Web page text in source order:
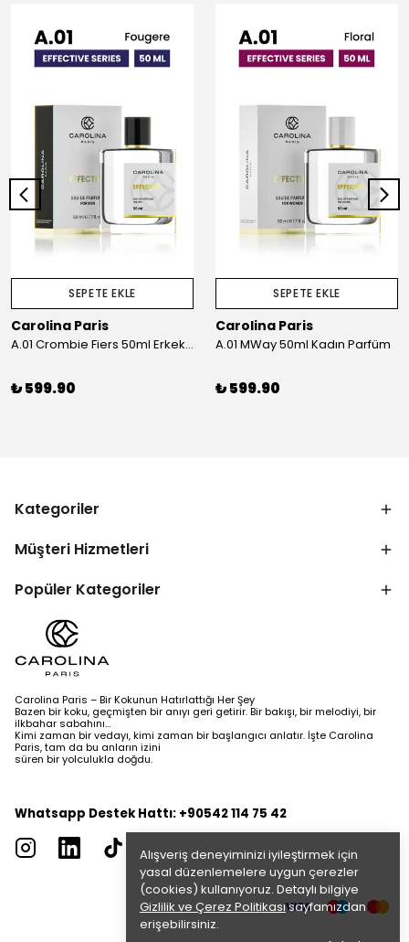
Alışveriş deneyiminizi iyileştirmek için
yasal düzenlemelere uygun çerezler
(cookies) kullanıyoruz. Detaylı bilgiye
Gizlilik ve Çerez Politikasısayfamızdan
erişebilirsiniz.
SEPETE EKLE
Carolina Paris
A.01 Crombie Fiers 50ml Erkek Parfüm
₺ 599.90
SEPETE EKLE
Carolina Paris
A.01 MWay 50ml Kadın Parfüm
₺ 599.90
Kategoriler
Müşteri Hizmetleri
Popüler Kategoriler
Carolina Paris – Bir Kokunun Hatırlattığı Her Şey
Bazen bir koku, geçmişten bir anıyı geri getirir. Bir bakışı, bir melodiyi, bir
ilkbahar sabahını…
Kimi zaman bir vedayı, kimi zaman bir başlangıcı anlatır. İşte Carolina
Paris, tam da bu anların izini
süren bir yolculukla doğdu.
Whatsapp Destek Hattı: +90542 114 75 42